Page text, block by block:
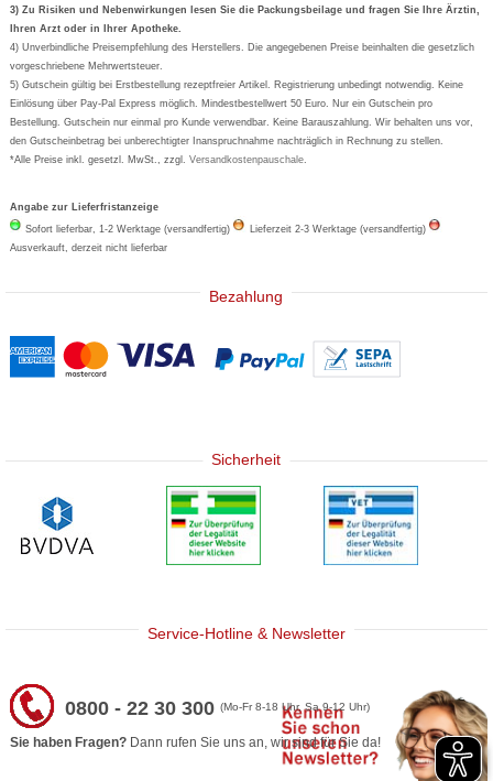
Formoline
Wick
Eucerin
Basica
3) Zu Risiken und Nebenwirkungen lesen Sie die Packungsbeilage und fragen Sie Ihre Ärztin,
Ihren Arzt oder in Ihrer Apotheke.
4) Unverbindliche Preisempfehlung des Herstellers. Die angegebenen Preise beinhalten die gesetzlich
vorgeschriebene Mehrwertsteuer.
5) Gutschein gültig bei Erstbestellung rezeptfreier Artikel. Registrierung unbedingt notwendig. Keine
Einlösung über Pay-Pal Express möglich. Mindestbestellwert 50 Euro. Nur ein Gutschein pro
Bestellung. Gutschein nur einmal pro Kunde verwendbar. Keine Barauszahlung. Wir behalten uns vor,
den Gutscheinbetrag bei unberechtigter Inanspruchnahme nachträglich in Rechnung zu stellen.
*Alle Preise inkl. gesetzl. MwSt., zzgl.Versandkostenpauschale.
Angabe zur Lieferfristanzeige
Sofort lieferbar, 1-2 Werktage (versandfertig)
Lieferzeit 2-3 Werktage (versandfertig)
Ausverkauft, derzeit nicht lieferbar
Bezahlung
Sicherheit
Service-Hotline & Newsletter
0800 - 22 30 300(Mo-Fr 8-18 Uhr, Sa 9-12 Uhr)
Sie haben Fragen? Dann rufen Sie uns an, wir sind für Sie da!